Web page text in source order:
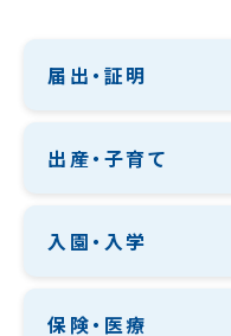
届出・証明
出産・子育て
入園・入学
保険・医療